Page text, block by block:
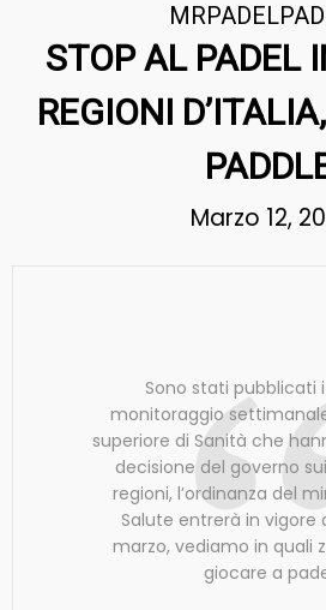
STOP AL PADEL
REGIONI
Marzo 12,
Sono stati pubblicati
monitoraggio
superiore di Sanità che
decisione del governo
regioni, l’ordinanza del
Salute entrerà in vigore
marzo, vediamo in quali
giocare a